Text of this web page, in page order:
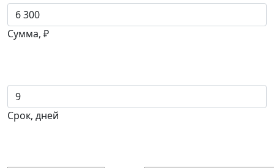
Сумма, ₽
Срок, дней